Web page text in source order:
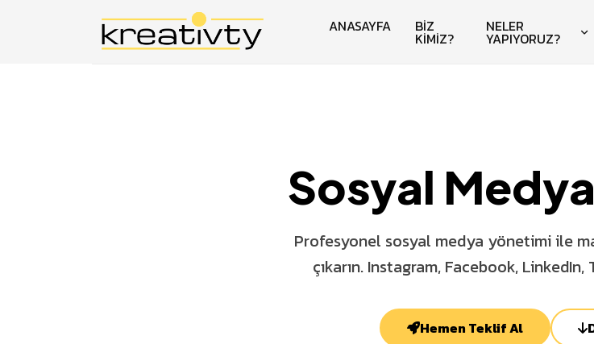
ANASAYFA BİZ
KİMİZ?
NELER
YAPIYORUZ?
Sosyal
Profesyonel sosyal medya yönetimi ile
çıkarın. Instagram, Facebook,
Hemen Teklif Al